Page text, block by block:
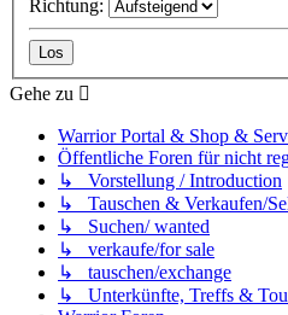
Richtung:
Gehe zu
Warrior Portal & Shop &
Öffentliche Foren für nicht
↳ Vorstellung / Introduction
↳ Tauschen & Verkaufen/
↳ Suchen/ wanted
↳ verkaufe/for sale
↳ tauschen/exchange
↳ Unterkünfte, Treffs &